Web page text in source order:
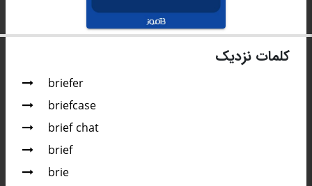
کلمات نزدیک
briefer
briefcase
brief chat
brief
brie